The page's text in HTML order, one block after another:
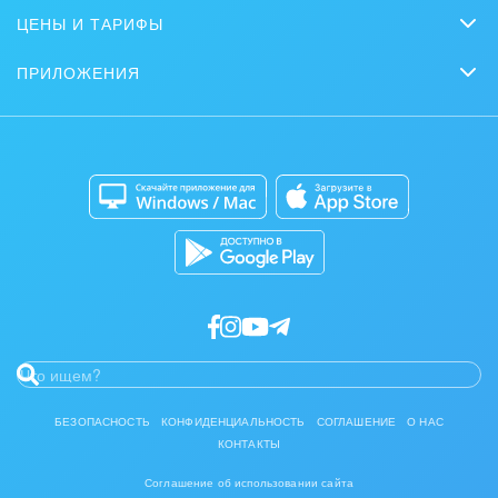
Совместная работа
Вебинары
Журнал Битрикс24
Партнеры
Стать партнером
ЦЕНЫ И ТАРИФЫ
ПРИЛОЖЕНИЯ
Каталог приложений
Разработчикам приложений
БЕЗОПАСНОСТЬ КОНФИДЕНЦИАЛЬНОСТЬ СОГЛАШЕНИЕ
О НАС
КОНТАКТЫ
Соглашение об использовании сайта